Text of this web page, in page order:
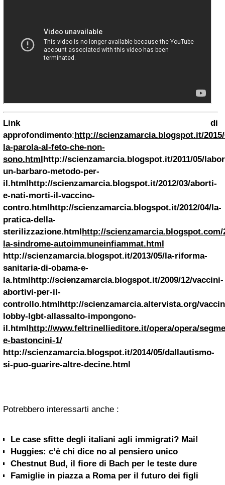
Link di
approfondimento:http://scienzamarcia.blogspot.it/
la-parola-al-feto-che-non-
sono.htmlhttp://scienzamarcia.blogspot.it/2011/05/
un-barbaro-metodo-per-
il.htmlhttp://scienzamarcia.blogspot.it/2012/03/aborti-
e-nati-morti-il-vaccino-
contro.htmlhttp://scienzamarcia.blogspot.it/2012/04/la-
pratica-della-
sterilizzazione.htmlhttp://scienzamarcia.blogspot.com/
la-sindrome-autoimmuneinfiammat.html
http://scienzamarcia.blogspot.it/2013/05/la-riforma-
sanitaria-di-obama-e-
la.htmlhttp://scienzamarcia.blogspot.it/2009/12/vaccini-
abortivi-per-il-
controllo.htmlhttp://scienzamarcia.altervista.org/
lobby-lgbt-allassalto-impongono-
il.htmlhttp://www.feltrinellieditore.it/opera/opera/
e-bastoncini-1/
http://scienzamarcia.blogspot.it/2014/05/dallautismo-
si-puo-guarire-altre-decine.html
Potrebbero interessarti anche :
Le case sfitte degli italiani agli immigrati? Mai!
Huggies: c’è chi dice no al pensiero unico
Chestnut Bud, il fiore di Bach per le teste dure
Famiglie in piazza a Roma per il futuro dei figli